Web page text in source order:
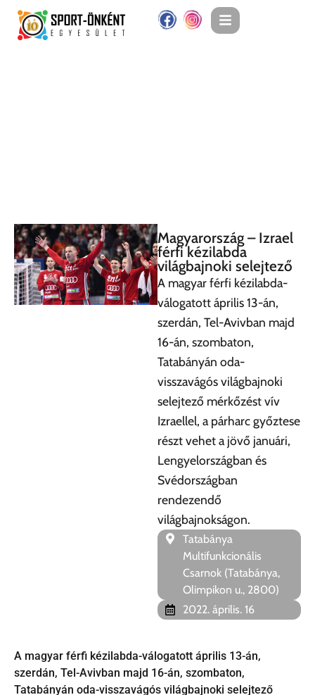
Magyarország – Izrael
férfi kézilabda
világbajnoki selejtező
A magyar férfi kézilabda-
válogatott április 13-án,
szerdán, Tel-Avivban majd
16-án, szombaton,
Tatabányán oda-
visszavágós világbajnoki
selejtező mérkőzést vív
Izraellel, a párharc győztese
részt vehet a jövő januári,
Lengyelországban és
Svédországban
rendezendő
világbajnokságon.
Tatabánya
Multifunkcionális
Csarnok (Tatabánya,
Olimpikon u., 2800)
2022. április. 16
A magyar férfi kézilabda-válogatott április 13-án,
szerdán, Tel-Avivban majd 16-án, szombaton,
Tatabányán oda-visszavágós világbajnoki selejtező